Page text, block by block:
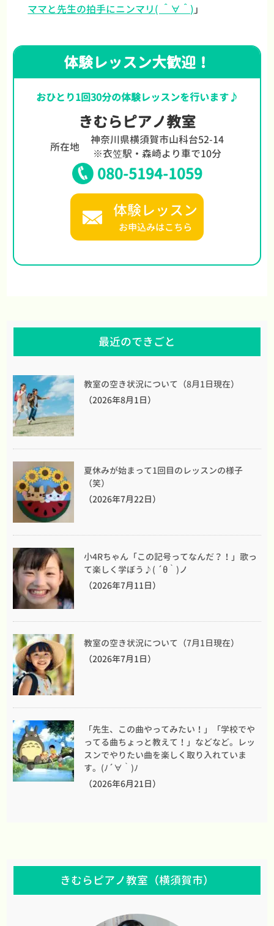
ママと先生の拍手にニンマリ( ＾∀＾) 」
体験レッスン大歓迎！
おひとり1回30分の体験レッスンを行います♪
きむらピアノ教室
所在地
神奈川県横須賀市山科台52-14
※衣笠駅・森崎より車で10分
080-5194-1059
体験レッスン
お申込みはこちら
最近のできごと
教室の空き状況について（8月1日現在）
（2026年8月1日）
夏休みが始まって1回目のレッスンの様子
（笑）
（2026年7月22日）
小4Rちゃん「この記号ってなんだ？！」歌っ
て楽しく学ぼう♪( ´θ｀)ノ
（2026年7月11日）
教室の空き状況について（7月1日現在）
（2026年7月1日）
「先生、この曲やってみたい！」「学校でや
ってる曲ちょっと教えて！」などなど。レッ
スンでやりたい曲を楽しく取り入れていま
す。(ﾉ´∀｀)ﾉ
（2026年6月21日）
きむらピアノ教室（横須賀市）